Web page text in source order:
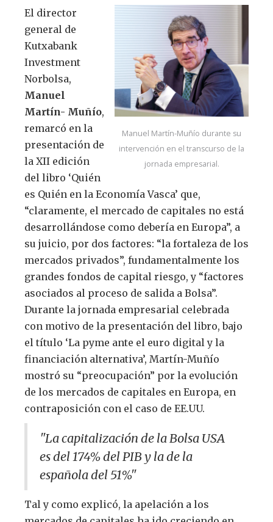
Manuel Martín-Muñío durante su
intervención en el transcurso de la
jornada empresarial.
El director
general de
Kutxabank
Investment
Norbolsa,
Manuel
Martín- Muñío,
remarcó en la
presentación de
la XII edición
del libro ‘Quién
es Quién en la Economía Vasca’ que,
“claramente, el mercado de capitales no está
desarrollándose como debería en Europa”, a
su juicio, por dos factores: “la fortaleza de los
mercados privados”, fundamentalmente los
grandes fondos de capital riesgo, y “factores
asociados al proceso de salida a Bolsa”.
Durante la jornada empresarial celebrada
con motivo de la presentación del libro, bajo
el título ‘La pyme ante el euro digital y la
financiación alternativa’, Martín-Muñío
mostró su “preocupación” por la evolución
de los mercados de capitales en Europa, en
contraposición con el caso de EE.UU.
"La capitalización de la Bolsa USA
es del 174% del PIB y la de la
española del 51%"
Tal y como explicó, la apelación a los